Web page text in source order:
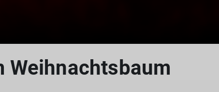
Weihnachtsbaum